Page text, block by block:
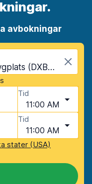
avbokningar
Dubais internationella flygplats (DXB), Dubai, Förenade Arabemiraten
Tid
11:00 AM
Tid
11:00 AM
stater (USA)